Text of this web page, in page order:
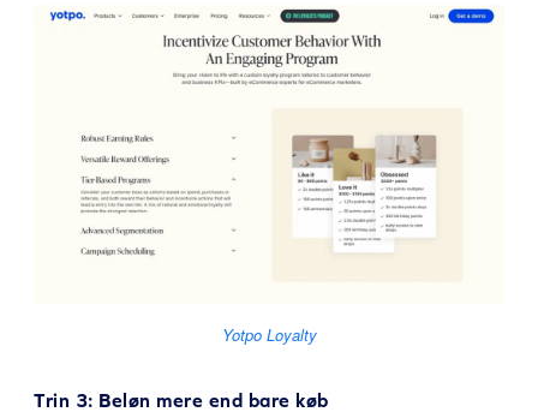
Yotpo Loyalty
Trin 3: Beløn mere end bare køb